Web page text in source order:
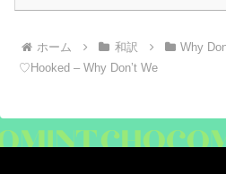
ホーム 和訳 Why
♡Hooked – Why Don’t We